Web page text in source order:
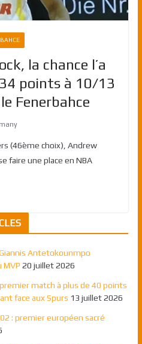
la chance l’a
points à 10/13
Fenerbahce
(46ème choix), Andrew
faire une place en NBA
Antetokounmpo
MVP 20 juillet 2026
match à plus de 40 points
face aux Spurs 13 juillet 2026
: premier européen sacré